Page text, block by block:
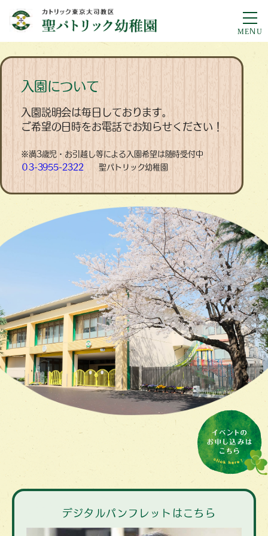
入園について
入園説明会は毎日しております。
ご希望の日時をお電話でお知らせください！
※満3歳児・お引越し等による入園希望は随時受付中
０3-3955-2322 聖パトリック幼稚園
デジタルパンフレットはこちら